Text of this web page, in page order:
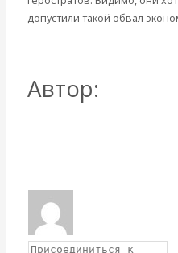
допустили такой обвал
Автор: